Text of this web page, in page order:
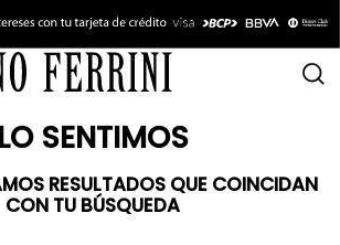
LO SENTIMOS
RESULTADOS QUE COINCIDAN
CON TU BÚSQUEDA